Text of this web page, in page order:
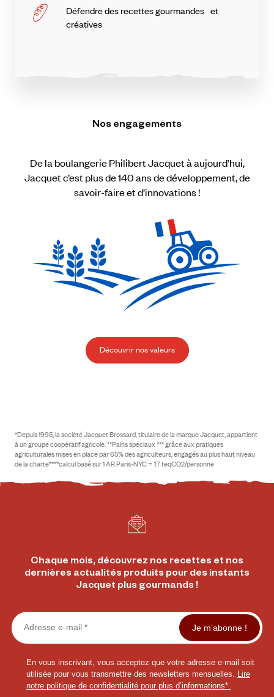
Défendre des recettes gourmandes et
créatives
Nos engagements
De la boulangerie Philibert Jacquet à aujourd’hui,
Jacquet c’est plus de 140 ans de développement, de
savoir-faire et d’innovations !
Découvrir nos valeurs
*Depuis 1995, la société Jacquet Brossard, titulaire de la marque Jacquet, appartient
à un groupe coopératif agricole. **Pains spéciaux *** grâce aux pratiques
agriculturales mises en place par 65% des agriculteurs, engagés au plus haut niveau
de la charte****calcul basé sur 1 AR Paris-NYC = 1.7 teqCO2/personne
Chaque mois, découvrez nos recettes et nos
dernières actualités produits pour des instants
Jacquet plus gourmands !